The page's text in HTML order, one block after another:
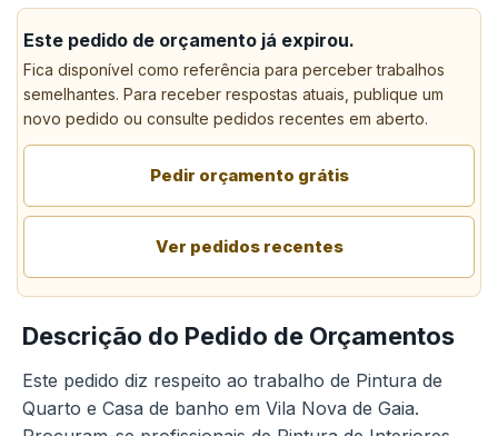
Este pedido de orçamento já expirou.
Fica disponível como referência para perceber trabalhos
semelhantes. Para receber respostas atuais, publique um
novo pedido ou consulte pedidos recentes em aberto.
Pedir orçamento grátis
Ver pedidos recentes
Descrição do Pedido de Orçamentos
Este pedido diz respeito ao trabalho de Pintura de
Quarto e Casa de banho em Vila Nova de Gaia.